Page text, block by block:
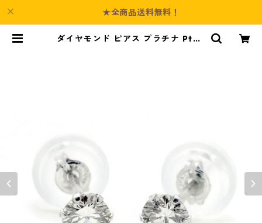
★全商品送料無料！
ダイヤモンド ピアス プラチナ Pt90